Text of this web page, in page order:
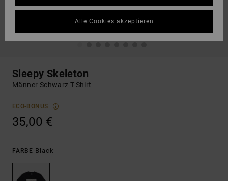
Sleepy Skeleton
Männer Schwarz T-Shirt
ECO-BONUS
35,00 €
FARBE Black
Alle Cookies akzeptieren